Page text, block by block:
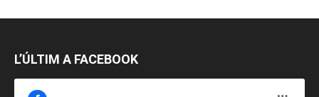
L’ÚLTIM A FACEBOOK